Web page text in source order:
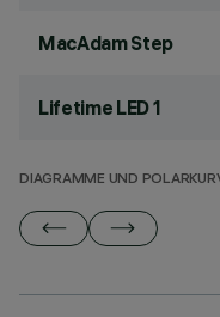
MacAdam Step
Lifetime LED 1
DIAGRAMME UND